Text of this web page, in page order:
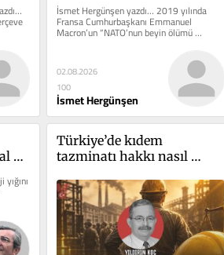
İsmet Hergünşen yazdı… 2019 yılında
Fransa Cumhurbaşkanı Emmanuel
Macron’un “NATO’nun beyin ölümü
02.08.2026
100
İsmet Hergünşen
Türkiye’de kıdem
tazminatı hakkı nasıl